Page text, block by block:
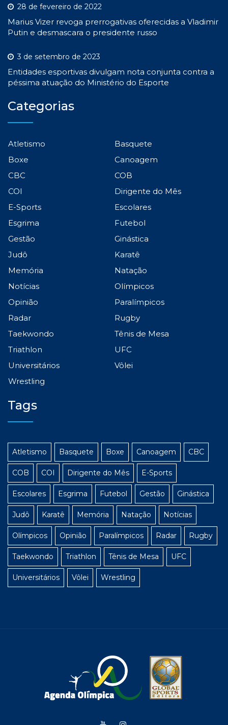
28 de fevereiro de 2022
Marius Vizer revoga prerrogativas oferecidas a Vladimir
Putin e desmascara o presidente russo
3 de setembro de 2023
Entidades esportivas divulgam nota conjunta contra a
péssima atuação do Ministério do Esporte
Categorias
Atletismo
Basquete
Boxe
Canoagem
CBC
COB
COI
Dirigente do Mês
E-Sports
Escolares
Esgrima
Futebol
Gestão
Ginástica
Judô
Karatê
Memória
Natação
Notícias
Olímpicos
Opinião
Paralímpicos
Radar
Rugby
Taekwondo
Tênis de Mesa
Triathlon
UFC
Universitários
Vôlei
Wrestling
Tags
Atletismo Basquete Boxe Canoagem CBC
COB COI Dirigente do Mês E-Sports
Escolares Esgrima Futebol Gestão Ginástica
Judô Karatê Memória Natação Notícias
Olímpicos Opinião Paralímpicos Radar Rugby
Taekwondo Triathlon Tênis de Mesa UFC
Universitários Vôlei Wrestling